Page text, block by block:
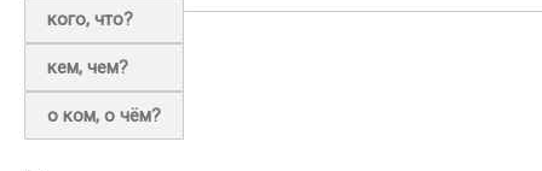
кого, что?
кем, чем?
о ком, о чём?